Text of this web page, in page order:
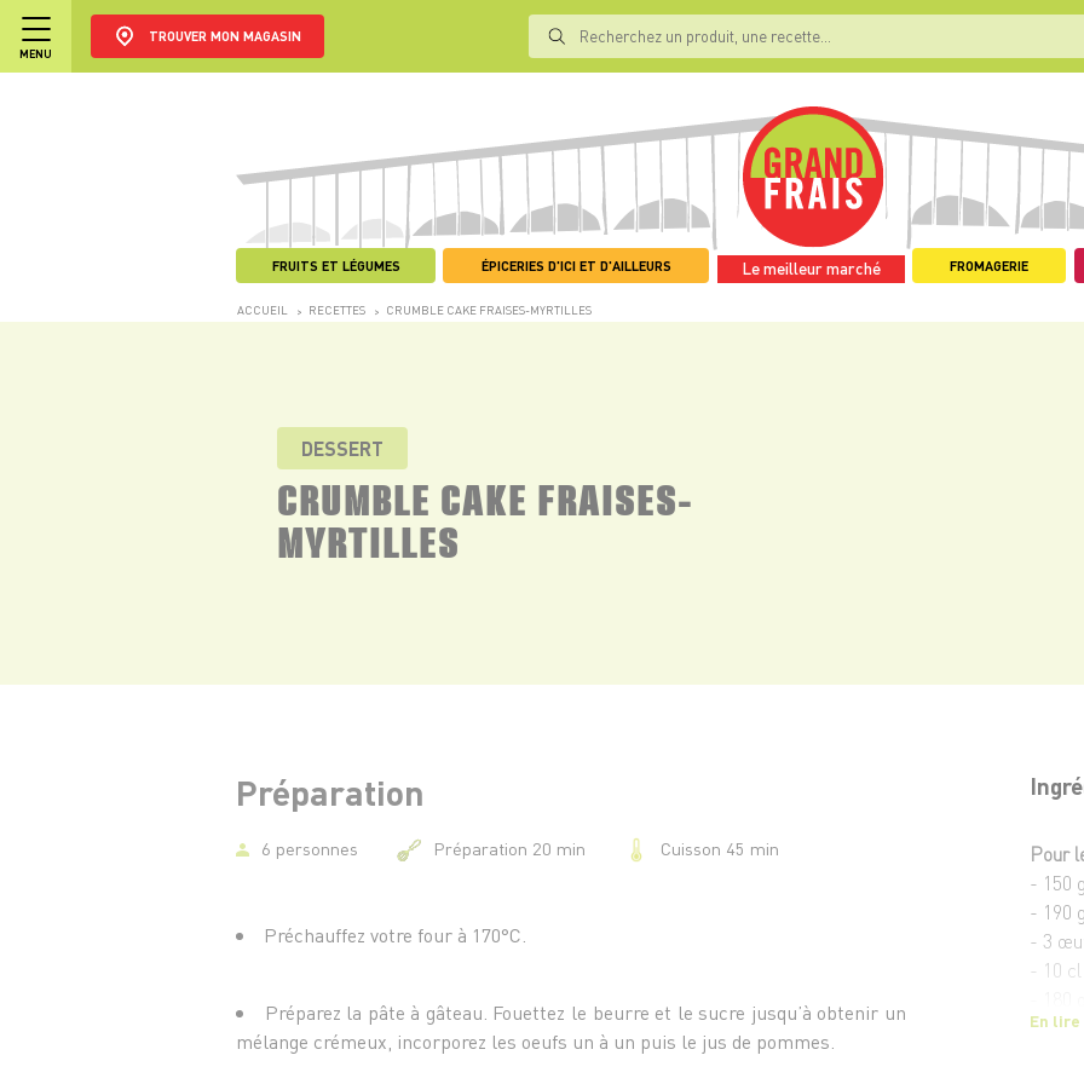
MENU
TROUVER MON MAGASIN
FRUITS ET LÉGUMES ÉPICERIES D'ICI ET D'AILLEURS Le meilleur marché FROMAGERIE
ACCUEIL > RECETTES > CRUMBLE CAKE FRAISES-MYRTILLES
DESSERT
CRUMBLE CAKE FRAISES-
MYRTILLES
Pour
- 150
- 190
- 3
- 10
- 2 c.
En
Préparation
6 personnes Préparation 20 min Cuisson 45 min
Préchauffez votre four à 170°C.
Préparez la pâte à gâteau. Fouettez le beurre et le sucre jusqu’à obtenir un
mélange crémeux, incorporez les oeufs un à un puis le jus de pommes.